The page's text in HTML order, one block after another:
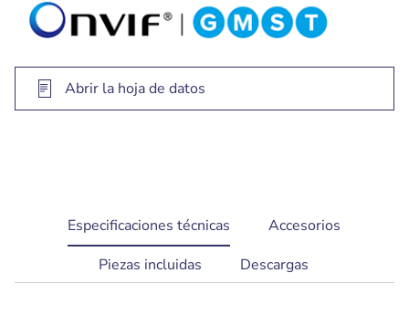
interiores con una instalación y configuración
rápidas y sencillas
Abrir la hoja de datos
current
tab:
Especificaciones técnicas
Accesorios
Piezas incluidas
Descargas